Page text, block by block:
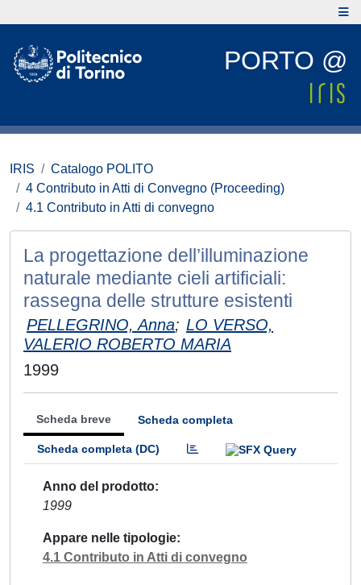
PORTO @
IRIS
Catalogo POLITO
4 Contributo in Atti di Convegno (Proceeding)
4.1 Contributo in Atti di convegno
La progettazione dell’illuminazione
naturale mediante cieli artificiali:
rassegna delle strutture esistenti
PELLEGRINO, Anna; LO VERSO,
VALERIO ROBERTO MARIA
1999
Scheda breve Scheda completa
Scheda completa (DC)
Anno del prodotto
1999
Appare nelle tipologie
4.1 Contributo in Atti di convegno